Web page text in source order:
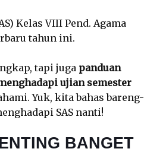
Kelas VIII Pend. Agama
tahun ini.
tapi juga panduan
ujian semester
Yuk, kita bahas bareng-
SAS nanti!
BANGET